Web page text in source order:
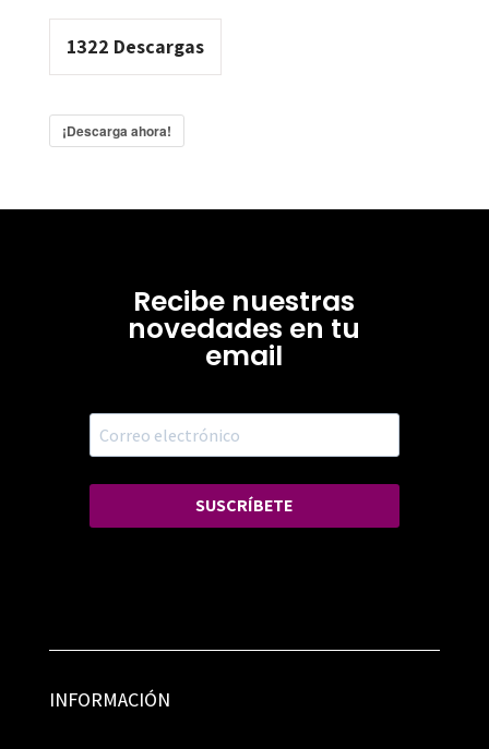
1322 Descargas
¡Descarga ahora!
Recibe nuestras
novedades en tu
email
SUSCRÍBETE
INFORMACIÓN